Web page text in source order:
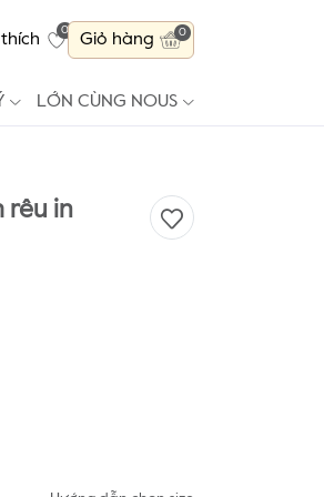
thích
0
Giỏ hàng 0
LỚN CÙNG NOUS
rêu in